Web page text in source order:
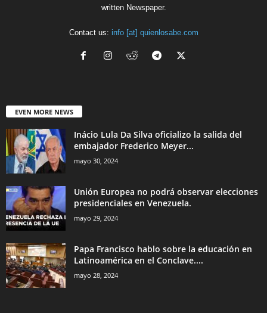
written Newspaper.
Contact us: info [at] quienlosabe.com
EVEN MORE NEWS
Inácio Lula Da Silva oficializo la salida del
embajador Frederico Meyer...
mayo 30, 2024
Unión Europea no podrá observar elecciones
presidenciales en Venezuela.
mayo 29, 2024
Papa Francisco hablo sobre la educación en
Latinoamérica en el Conclave....
mayo 28, 2024